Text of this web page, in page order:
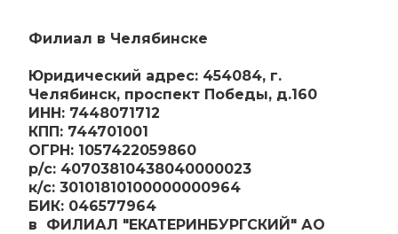
Филиал в Челябинске
Юридический адрес: 454084, г.
Челябинск, проспект Победы, д.160
ИНН: 7448071712
КПП: 744701001
ОГРН: 1057422059860
р/с: 40703810438040000023
к/с: 30101810100000000964
БИК: 046577964
в ФИЛИАЛ "ЕКАТЕРИНБУРГСКИЙ" АО